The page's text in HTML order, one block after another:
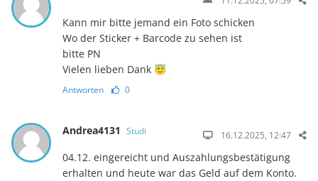
Kann mir bitte jemand ein Foto schicken
Wo der Sticker + Barcode zu sehen ist
bitte PN
Vielen lieben Dank 😇
Antworten 0
Andrea4131 Studi 16.12.2025, 12:47
04.12. eingereicht und Auszahlungsbestätigung
erhalten und heute war das Geld auf dem Konto.